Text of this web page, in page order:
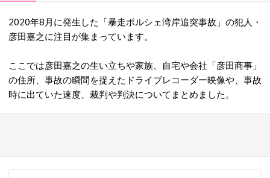
2020年8月に発生した「暴走ポルシェ湾岸追突事故」の犯人・
彦田嘉之に注目が集まっています。
ここでは彦田嘉之の生い立ちや家族、自宅や会社「彦田商事」
の住所、事故の瞬間を捉えたドライブレコーダー映像や、事故
時に出ていた速度、裁判や判決についてまとめました。